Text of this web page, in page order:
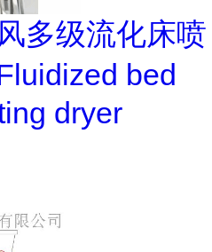
多级流化床喷
bed
dryer